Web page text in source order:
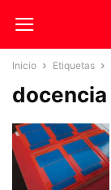
Inicio Etiquetas
docencia